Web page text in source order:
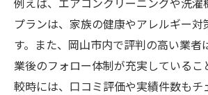
プランは、家族の健康やアレルギー対
す。また、岡山市内で評判の高い業者
業後のフォロー体制が充実しているこ
較時には、口コミ評価や実績件数もチ